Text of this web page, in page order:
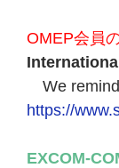
OMEP会員
We
https://
EXCOM-